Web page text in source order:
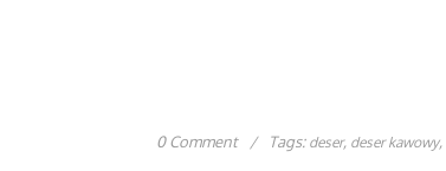
0 Comment / Tags: deser, deser kawowy,